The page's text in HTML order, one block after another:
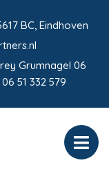
BC, Eindhoven
Grumnagel 06
51 332 579